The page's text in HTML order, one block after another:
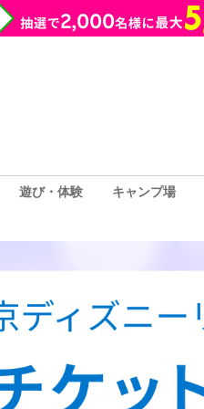
遊び・体験 キャンプ場